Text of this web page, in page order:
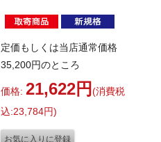
CRS-10C型 Mサイズ
定価もしくは当店通常価格
35,200円のところ
価格: 21,622円 (消費税
込:23,784円)